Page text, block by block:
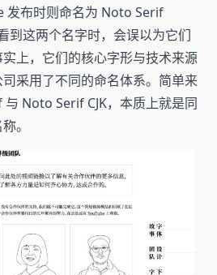
发布时则命名为 Noto Serif
到这两个名字时，会误以为它们
上，它们的核心字形与技术来源
采用了不同的命名体系。简单来
Noto Serif CJK，本质上就是同
。